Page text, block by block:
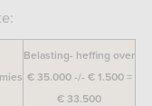
Belasting- heffing over
€ 35.000 -/- € 1.500 =
€ 33.500